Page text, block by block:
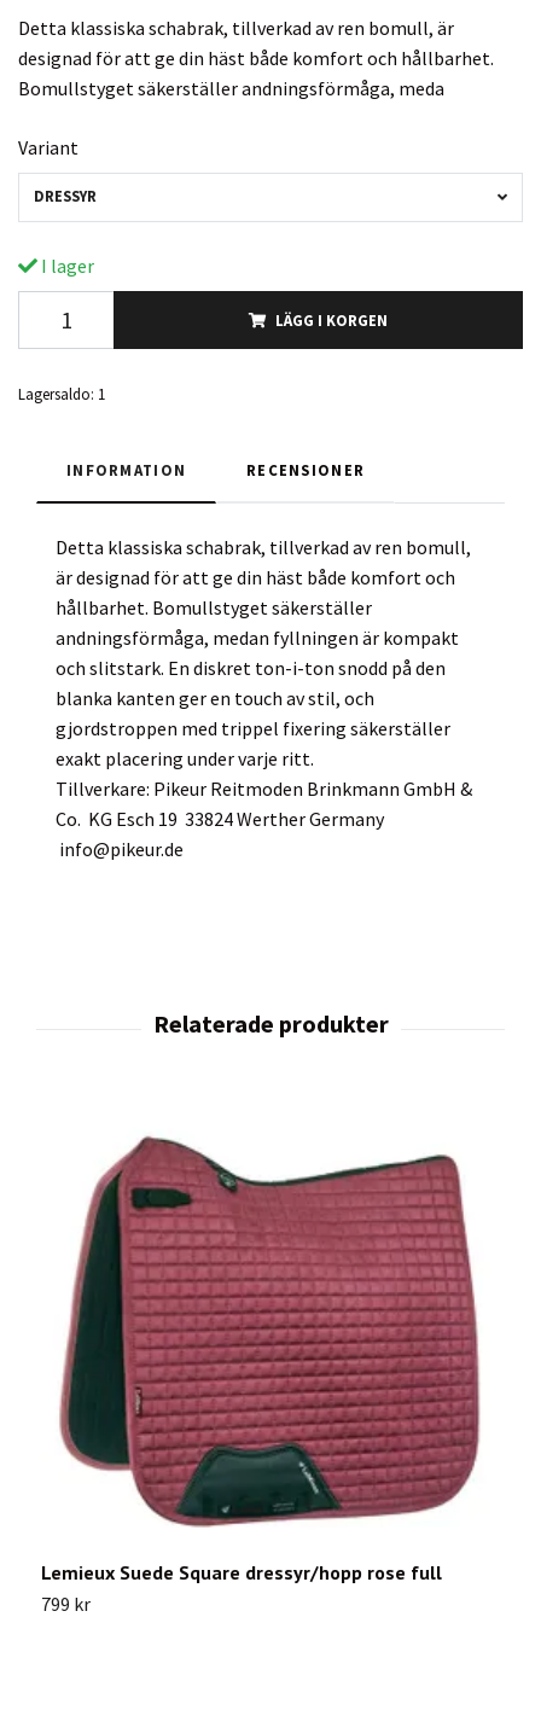
Detta klassiska schabrak, tillverkad av ren bomull, är
designad för att ge din häst både komfort och hållbarhet.
Bomullstyget säkerställer andningsförmåga, meda
Variant
DRESSYR
I lager
LÄGG I KORGEN
Lagersaldo: 1
INFORMATION RECENSIONER
Detta klassiska schabrak, tillverkad av ren bomull,
är designad för att ge din häst både komfort och
hållbarhet. Bomullstyget säkerställer
andningsförmåga, medan fyllningen är kompakt
och slitstark. En diskret ton-i-ton snodd på den
blanka kanten ger en touch av stil, och
gjordstroppen med trippel fixering säkerställer
exakt placering under varje ritt.
Tillverkare: Pikeur Reitmoden Brinkmann GmbH &
Co. KG Esch 19 33824 Werther Germany
info@pikeur.de
Lemieux Suede Square dressyr/hopp rose full
799 kr